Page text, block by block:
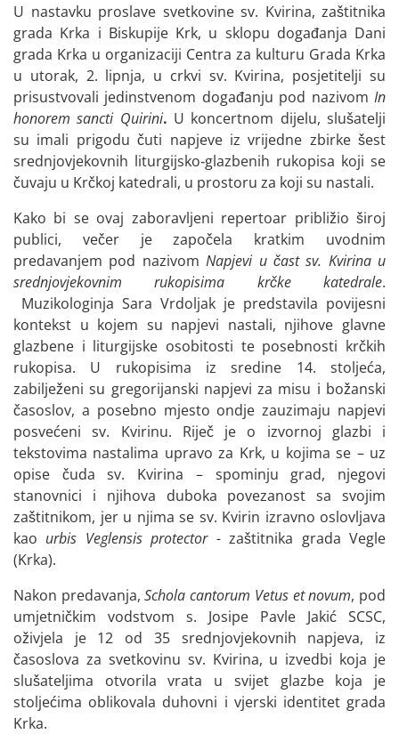
U nastavku proslave svetkovine sv. Kvirina, zaštitnika
grada Krka i Biskupije Krk, u sklopu događanja Dani
grada Krka u organizaciji Centra za kulturu Grada Krka
u utorak, 2. lipnja, u crkvi sv. Kvirina, posjetitelji su
prisustvovali jedinstvenom događanju pod nazivom In
honorem sancti Quirini. U koncertnom dijelu, slušatelji
su imali prigodu čuti napjeve iz vrijedne zbirke šest
srednjovjekovnih liturgijsko‑glazbenih rukopisa koji se
čuvaju u Krčkoj katedrali, u prostoru za koji su nastali.
Kako bi se ovaj zaboravljeni repertoar približio široj
publici, večer je započela kratkim uvodnim
predavanjem pod nazivomNapjevi u čast sv. Kvirina u
srednjovjekovnim rukopisima krčke katedrale.
Muzikologinja Sara Vrdoljak je predstavila povijesni
kontekst u kojem su napjevi nastali, njihove glavne
glazbene i liturgijske osobitosti te posebnosti krčkih
rukopisa. U rukopisima iz sredine 14. stoljeća,
zabilježeni su gregorijanski napjevi za misu i božanski
časoslov, a posebno mjesto ondje zauzimaju napjevi
posvećeni sv. Kvirinu. Riječ je o izvornoj glazbi i
tekstovima nastalima upravo za Krk, u kojima se – uz
opise čuda sv. Kvirina – spominju grad, njegovi
stanovnici i njihova duboka povezanost sa svojim
zaštitnikom, jer u njima se sv. Kvirin izravno oslovljava
kao urbis Veglensis protector -zaštitnika grada Vegle
(Krka).
Nakon predavanja,Schola cantorum Vetus et novum, pod
umjetničkim vodstvom s. Josipe Pavle Jakić SCSC,
oživjela je 12 od 35 srednjovjekovnih napjeva, iz
časoslova za svetkovinu sv. Kvirina, u izvedbi koja je
slušateljima otvorila vrata u svijet glazbe koja je
stoljećima oblikovala duhovni i vjerski identitet grada
Krka.